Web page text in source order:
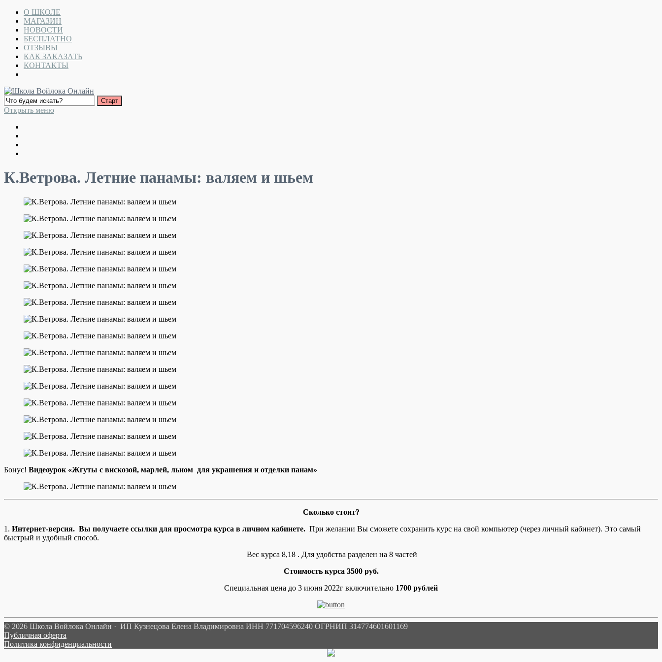
О ШКОЛЕ
МАГАЗИН
НОВОСТИ
БЕСПЛАТНО
ОТЗЫВЫ
КАК ЗАКАЗАТЬ
КОНТАКТЫ
Открыть меню
К.Ветрова. Летние панамы: валяем и шьем
Бонус! Видеоурок «Жгуты с вискозой, марлей, льном для украшения и отделки панам»
Сколько стоит?
1. Интернет-версия. Вы получаете ссылки для просмотра курса в личном кабинете. При желании Вы сможете сохранить курс на свой компьютер (через личный кабинет). Это самый
быстрый и удобный способ.
Вес курса 8,18 . Для удобства разделен на 8 частей
Стоимость курса 3500 руб.
Специальная цена до 3 июня 2022г включительно 1700 рублей
© 2026 Школа Войлока Онлайн · ИП Кузнецова Елена Владимировна ИНН 771704596240 ОГРНИП 314774601601169
Публичная оферта
Политика конфиденциальности